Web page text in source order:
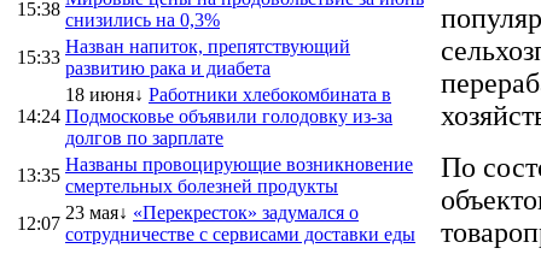
15:38
снизились на 0,3%
15:33
Назван напиток, препятствующий
развитию рака и диабета
14:24
18 июня↓ Работники хлебокомбината в
Подмосковье объявили голодовку из-за
долгов по зарплате
13:35
Названы провоцирующие возникновение
смертельных болезней продукты
12:07
23 мая↓ «Перекресток» задумался о
сотрудничестве с сервисами доставки еды
По